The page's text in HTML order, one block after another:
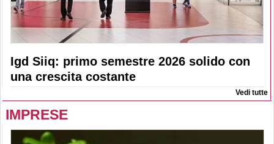
Igd Siiq: primo semestre 2026 solido con
una crescita costante
Vedi tutte
IMPRESE